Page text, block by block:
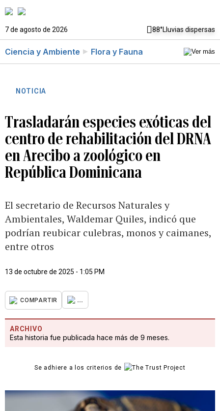
7 de agosto de 2026 88°Lluvias dispersas
Ciencia y Ambiente Flora y Fauna
NOTICIA
Trasladarán especies exóticas del
centro de rehabilitación del DRNA
en Arecibo a zoológico en
República Dominicana
El secretario de Recursos Naturales y
Ambientales, Waldemar Quiles, indicó que
podrían reubicar culebras, monos y caimanes,
entre otros
13 de octubre de 2025 - 1:05 PM
COMPARTIR ...
ARCHIVO
Esta historia fue publicada hace más de 9 meses.
Se adhiere a los criterios de